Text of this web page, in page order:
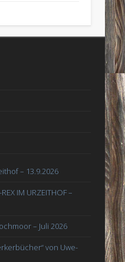
– 13.9.2026
IM URZEITHOF –
– Juli 2026
von Uwe-